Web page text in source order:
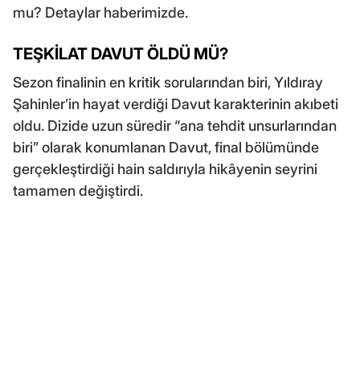
mu? Detaylar haberimizde.
TEŞKİLAT DAVUT ÖLDÜ MÜ?
Sezon finalinin en kritik sorularından biri, Yıldıray
Şahinler’in hayat verdiği Davut karakterinin akıbeti
oldu. Dizide uzun süredir “ana tehdit unsurlarından
biri” olarak konumlanan Davut, final bölümünde
gerçekleştirdiği hain saldırıyla hikâyenin seyrini
tamamen değiştirdi.